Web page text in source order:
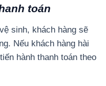
toán
sinh, khách hàng sẽ
Nếu khách hàng hài
hành thanh toán theo